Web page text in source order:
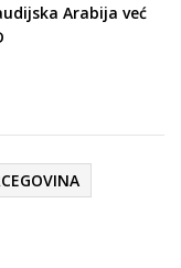
Arabija već